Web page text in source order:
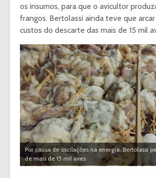
os insumos, para que o avicultor
frangos. Bertolassi ainda teve que
custos do descarte das mais de 15 mil
Por causa de oscilações na energia, Bertolassi
de mais de 15 mil aves